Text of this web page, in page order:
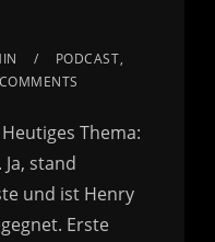
PODCAST,
Thema:
stand
und ist Henry
Erste